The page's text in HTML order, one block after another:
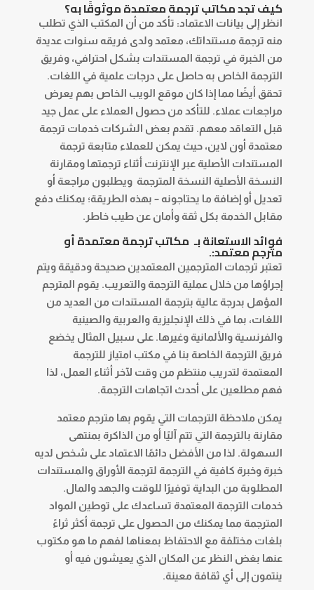
كيف تجدمكاتب ترجمة معتمدةموثوقًا به؟
انظر إلى بيانات الاعتماد: تأكد من أن المكتب الذي تطلب
منه ترجمة مستنداتك، معتمد ولدى فريقه سنوات عديدة
من الخبرة في ترجمة المستندات بشكل احترافي، وفريق
الترجمة الخاص به حاصل على درجات علمية في اللغات.
تحقق أيضًا مما إذا كان موقع الويب الخاص بهم يعرض
مراجعات عملاء. للتأكد من حصول العملاء على عمل جيد
قبل التعاقد معهم. تقدم بعض الشركات خدمات ترجمة
معتمدة أون لاين، حيث يمكن للعملاء متابعة ترجمة
المستندات الأصلية عبر الإنترنت أثناء ترجمتها ومقارنة
النسخة الأصلية النسخة المترجمة ويطلبون مراجعة أو
تعديل أو إضافة ما يحتاجونه – بهذه الطريقة؛ يمكنك دفع
مقابل الخدمة بكل ثقة وأمان عن طيب خاطر.
فوائد الاستعانة بـ مكاتب ترجمة معتمدةأو
مترجم معتمد:.
تعتبر ترجمات المترجمين المعتمدين صحيحة ودقيقة ويتم
إجراؤها من خلال عملية الترجمة والتعريب. يقوم المترجم
المؤهل بدرجة عالية بترجمة المستندات من العديد من
اللغات، بما في ذلك الإنجليزية والعربية والصينية
والفرنسية والألمانية وغيرها. على سبيل المثال يخضع
فريق الترجمة الخاصة بنا في مكتب امتياز للترجمة
المعتمدة لتدريب منتظم من وقت لآخر أثناء العمل، لذا
فهم مطلعين على أحدث اتجاهات الترجمة.
يمكن ملاحظة الترجمات التي يقوم بها مترجم معتمد
مقارنة بالترجمة التي تتم آليًا أو من الذاكرة بمنتهى
السهولة. لذا من الأفضل دائمًا الاعتماد على شخص لديه
خبرة وخبرة كافية في الترجمة لترجمة الأوراق والمستندات
المطلوبة من البداية توفيرًا للوقت والجهد والمال.
خدمات الترجمة المعتمدة تساعدك على توطين المواد
المترجمة مما يمكنك من الحصول على ترجمة أكثر ثراءً
بلغات مختلفة مع الاحتفاظ بمعناها لفهم ما هو مكتوب
عنها بغض النظر عن المكان الذي يعيشون فيه أو
ينتمون إلى أي ثقافة معينة.